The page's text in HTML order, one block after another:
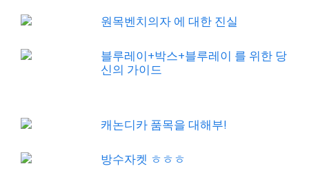
원목벤치의자 에 대한 진실
블루레이+박스+블루레이 를 위한 당
신의 가이드
캐논디카 품목을 대해부!
방수자켓 ㅎㅎㅎ